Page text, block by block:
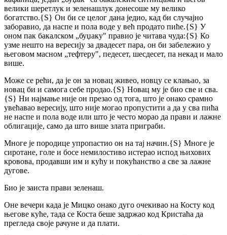
велики шеретлук и зеленашлук донесоше му велико
богатство.{S} Он би се целог дана једио, кад би случајно
заборавио, да наспе и пола воде у већ продато пиће.{S} У
оном пак бакалском „буџаку" правио је читава чуда:{S} Ко
узме нешто на вересију за двадесет пара, он би забележио у
његовом масном „тефтеру", педесет, шесдесет, па некад и мало
више.
Може се рећи, да је он за новац живео, новцу се клањао, за
новац би и самога себе продао.{S} Новац му је био све и сва.
{S} Ни најмање није он презао од тога, што је онако срамно
увећавао вересију, што није могао пропустити а да у сва пића
не наспе и пола воде или што је често морао да прави и лажне
облигације, само да што више злата приграби.
Многе је породице упропастио он на тај начин.{S} Многе је
сиротане, голе и босе немилостиво истерао испод њихових
кровова, продавши им и кућу и покућанство а све за лажне
дугове.
Био је заиста прави зеленаш.
Оне вечери када је Мицко онако дуго очекивао на Косту код
његове куће, тада се Коста беше задржао код Кристаћа да
прегледа своје рачуне и да плати.